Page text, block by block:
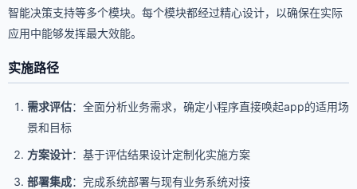
智能决策支持等多个模块。每个模块都经过精心设计，以确保在实际
应用中能够发挥最大效能。
实施路径
需求评估：全面分析业务需求，确定小程序直接唤起app的适用场
景和目标
方案设计：基于评估结果设计定制化实施方案
部署集成：完成系统部署与现有业务系统对接